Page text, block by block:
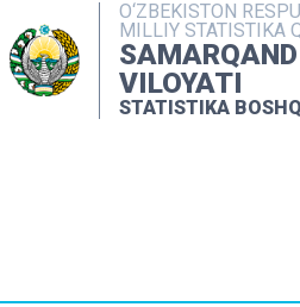
O‘ZBEKISTON
MILLIY STATISTIKA
SAMARQAND
VILOYATI
STATISTIKA
MATBUOT